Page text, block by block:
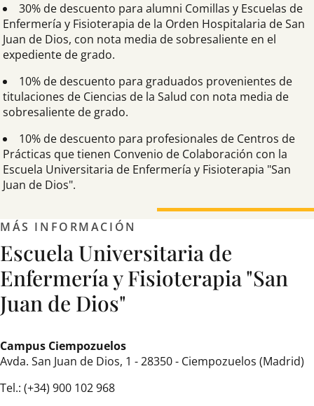
30% de descuento para alumni Comillas y Escuelas de
Enfermería y Fisioterapia de la Orden Hospitalaria de San
Juan de Dios, con nota media de sobresaliente en el
expediente de grado.
10% de descuento para graduados provenientes de
titulaciones de Ciencias de la Salud con nota media de
sobresaliente de grado.
10% de descuento para profesionales de Centros de
Prácticas que tienen Convenio de Colaboración con la
Escuela Universitaria de Enfermería y Fisioterapia "San
Juan de Dios".
MÁS INFORMACIÓN
Escuela Universitaria de
Enfermería y Fisioterapia "San
Juan de Dios"
Campus Ciempozuelos
Avda. San Juan de Dios, 1 - 28350 - Ciempozuelos (Madrid)
Tel.: (+34) 900 102 968